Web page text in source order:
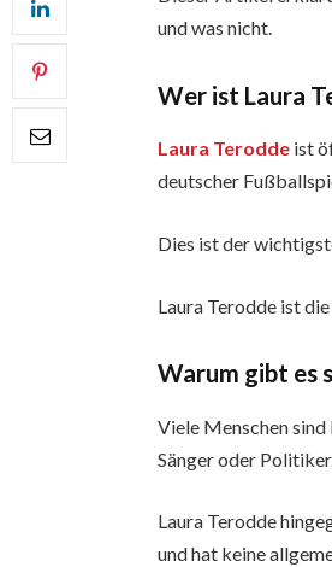
und was nicht.
Wer ist Laura
Laura Terodde ist
deutscher
Dies ist der
Laura Terodde ist
Warum gibt es
Viele Menschen
Sänger oder Politiker.
Laura Terodde
und hat keine